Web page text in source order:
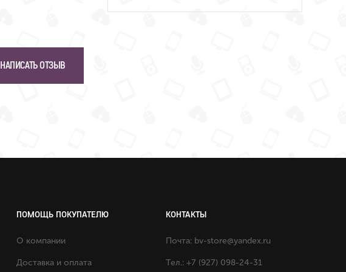
НАПИСАТЬ ОТЗЫВ
ПОМОЩЬ ПОКУПАТЕЛЮ
О компании
Доставка и оплата
КОНТАКТЫ
Почта: bv-store@yandex.ru
Тел.: +7 (927) 098-24-31